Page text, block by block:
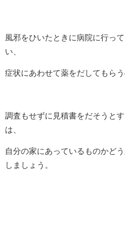
風邪をひいたときに病院に行っ
い、
症状にあわせて薬をだしてもらう
調査もせずに見積書をだそうと
は、
自分の家にあっているものかど
しましょう。